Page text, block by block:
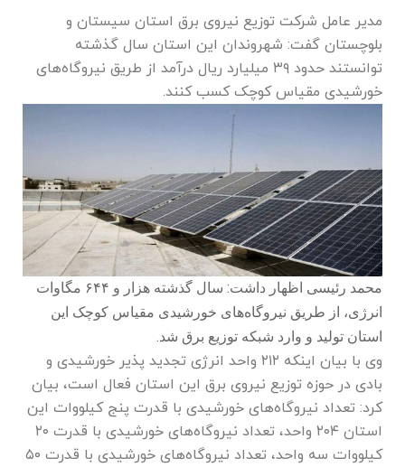
مدیر عامل شرکت توزیع نیروی برق استان سیستان و
بلوچستان گفت: شهروندان این استان سال گذشته
توانستند حدود ۳۹ میلیارد ریال درآمد از طریق نیروگاه‌های
خورشیدی مقیاس کوچک کسب کنند.
محمد رئیسی اظهار داشت: سال گذشته هزار و ۶۴۴ مگاوات
انرژی، از طریق نیروگاه‌های خورشیدی مقیاس کوچک این
استان تولید و وارد شبکه توزیع برق شد.
وی با بیان اینکه ۲۱۲ واحد انرژی تجدید پذیر خورشیدی و
بادی در حوزه توزیع نیروی برق این استان فعال است، بیان
کرد: تعداد نیروگاه‌های خورشیدی با قدرت پنج کیلووات این
استان ۲۰۴ واحد، تعداد نیروگاه‌های خورشیدی با قدرت ۲۰
کیلووات سه واحد، تعداد نیروگاه‌های خورشیدی با قدرت ۵۰